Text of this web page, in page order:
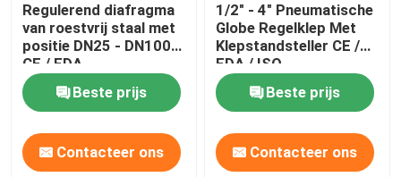
Regulerend diafragma
van roestvrij staal met
positie DN25 - DN100
CE / FDA
Beste prijs
Contacteer ons
1/2" - 4" Pneumatische
Globe Regelklep Met
Klepstandsteller CE /
FDA / ISO
Beste prijs
Contacteer ons